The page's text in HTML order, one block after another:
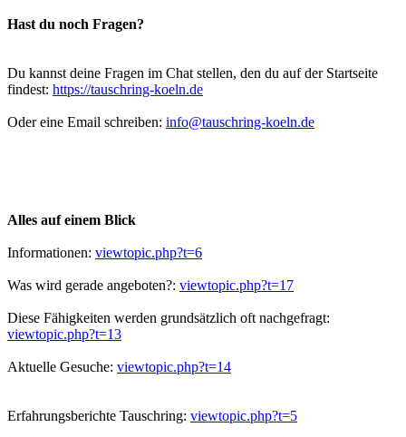
Hast du noch Fragen?
Du kannst deine Fragen im Chat stellen, den du auf der Startseite
findest: https://tauschring-koeln.de
Oder eine Email schreiben: info@tauschring-koeln.de
Alles auf einem Blick
Informationen: viewtopic.php?t=6
Was wird gerade angeboten?: viewtopic.php?t=17
Diese Fähigkeiten werden grundsätzlich oft nachgefragt:
viewtopic.php?t=13
Aktuelle Gesuche: viewtopic.php?t=14
Erfahrungsberichte Tauschring: viewtopic.php?t=5